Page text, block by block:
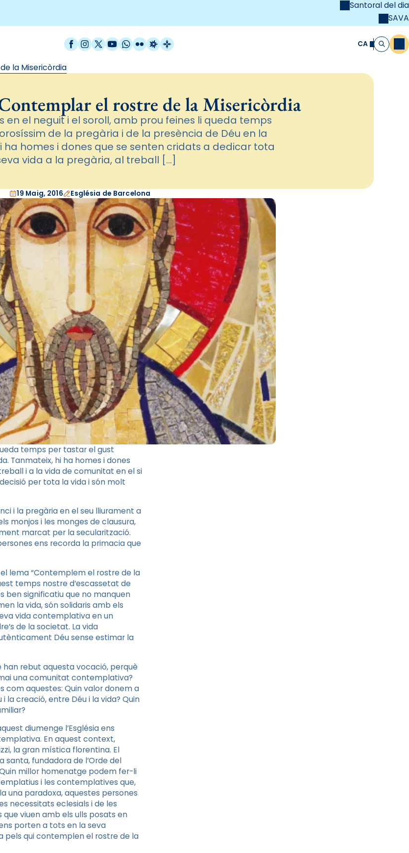
Santoral del dia
SAVA
Facebook
Instagram
X / Twitter
YouTube
WhatsApp
FlickrRadio Estel
Catalunya Cristiana CA Cerca
la Misericòrdia
el rostre de la Misericòrdia
en el neguit i el soroll, amb prou feines li queda temps
de la pregària i de la presència de Déu en la
ha homes i dones que se senten cridats a dedicar tota
vida a la pregària, al treball […]
19 Maig, 2016 Església de Barcelona
temps per tastar el gust
Tanmateix, hi ha homes i dones
i a la vida de comunitat en el si
per tota la vida i són molt
i la pregària en el seu lliurament a
monjos i les monges de clausura,
marcat per la secularització.
ens recorda la primacia que
lema “Contemplem el rostre de la
temps nostre d’escassetat de
ben significatiu que no manquen
la vida, són solidaris amb els
vida contemplativa en un
de la societat. La vida
Déu sense estimar la
rebut aquesta vocació, perquè
una comunitat contemplativa?
com aquestes: Quin valor donem a
la creació, entre Déu i la vida? Quin
diumenge l’Església ens
En aquest context,
la gran mística florentina. El
fundadora de l’Orde del
millor homenatge podem fer-li
i les contemplatives que,
una paradoxa, aquestes persones
necessitats eclesials i de les
que viuen amb els ulls posats en
porten a tots en la seva
pels qui contemplen el rostre de la